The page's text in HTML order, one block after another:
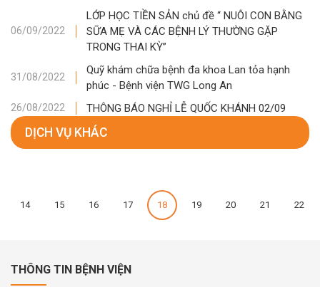
06/09/2022
LỚP HỌC TIỀN SẢN chủ đề “ NUÔI CON BẰNG
SỮA MẸ VÀ CÁC BỆNH LÝ THƯỜNG GẶP
TRONG THAI KỲ”
31/08/2022
Quỹ khám chữa bệnh đa khoa Lan tỏa hạnh
phúc - Bệnh viện TWG Long An
26/08/2022 THÔNG BÁO NGHỈ LỄ QUỐC KHÁNH 02/09
DỊCH VỤ KHÁC
14 15 16 17 18 19 20 21 22
THÔNG TIN BỆNH VIỆN